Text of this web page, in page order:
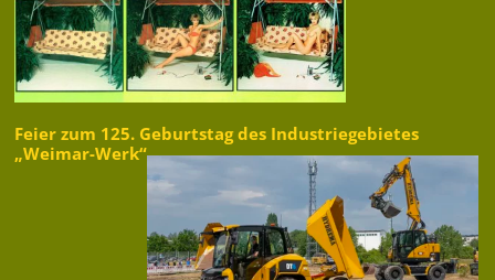
Feier zum 125. Geburtstag des Industriegebietes
„Weimar-Werk“